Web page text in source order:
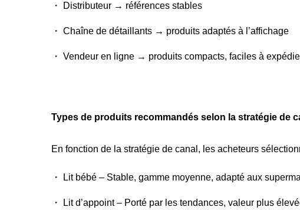
・ Distributeur → références stables
・ Chaîne de détaillants → produits adaptés à l’affichage
・ Vendeur en ligne → produits compacts, faciles à
Types de produits recommandés selon la stratégie de
En fonction de la stratégie de canal, les acheteurs
・ Lit bébé – Stable, gamme moyenne, adapté aux
・ Lit d’appoint – Porté par les tendances, valeur plus